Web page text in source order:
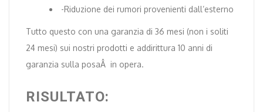
-Riduzione dei rumori provenienti dall’esterno
Tutto questo con una garanzia di 36 mesi (non i soliti
24 mesi) sui nostri prodotti e addirittura 10 anni di
garanzia sulla posaÂ in opera.
RISULTATO: